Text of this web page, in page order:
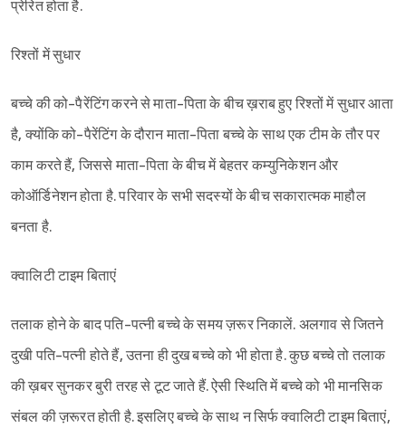
प्रेरित होता है.
रिश्तों में सुधार
बच्चे की को-पैरेंटिंग करने से माता-पिता के बीच ख़राब हुए रिश्तों में सुधार आता
है, क्योंकि को-पैरेंटिंग के दौरान माता-पिता बच्चे के साथ एक टीम के तौर पर
काम करते हैं, जिससे माता-पिता के बीच में बेहतर कम्युनिकेशन और
कोऑर्डिनेशन होता है. परिवार के सभी सदस्यों के बीच सकारात्मक माहौल
बनता है.
क्वालिटी टाइम बिताएं
तलाक होने के बाद पति-पत्नी बच्चे के समय ज़रूर निकालें. अलगाव से जितने
दुखी पति-पत्नी होते हैं, उतना ही दुख बच्चे को भी होता है. कुछ बच्चे तो तलाक
की ख़बर सुनकर बुरी तरह से टूट जाते हैं. ऐसी स्थिति में बच्चे को भी मानसिक
संबल की ज़रूरत होती है. इसलिए बच्चे के साथ न सिर्फ क्वालिटी टाइम बिताएं,